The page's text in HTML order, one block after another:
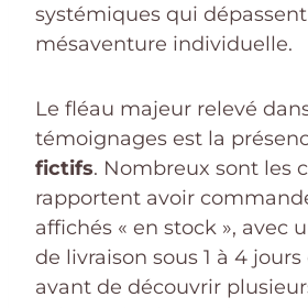
systémiques qui
mésaventure individuelle.
Le fléau majeur relevé
témoignages est la
fictifs. Nombreux sont les
rapportent avoir
affichés « en stock », avec
de livraison sous 1 à 4 jours
avant de découvrir